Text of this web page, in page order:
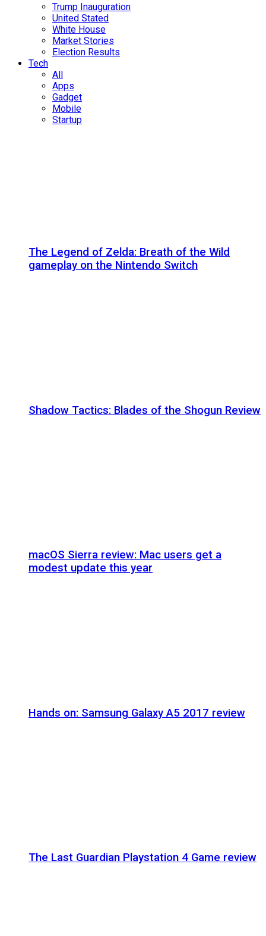
Trump Inauguration
United Stated
White House
Market Stories
Election Results
Tech
All
Apps
Gadget
Mobile
Startup
The Legend of Zelda: Breath of the Wild
gameplay on the Nintendo Switch
Shadow Tactics: Blades of the Shogun Review
macOS Sierra review: Mac users get a
modest update this year
Hands on: Samsung Galaxy A5 2017 review
The Last Guardian Playstation 4 Game review